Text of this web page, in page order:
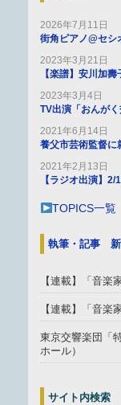
2026年7月11日
街角ピアノ@セシ
2023年3月21日
【楽譜】安川加
2023年3月4日
TV出演「おんが
2021年6月14日
養父市芸術監督に
2021年2月13日
【ラジオ出演】
TOPICS一覧
執筆・記事
【連載】「音
【連載】「音
東京交響楽団「
ホール）
サイト内検索